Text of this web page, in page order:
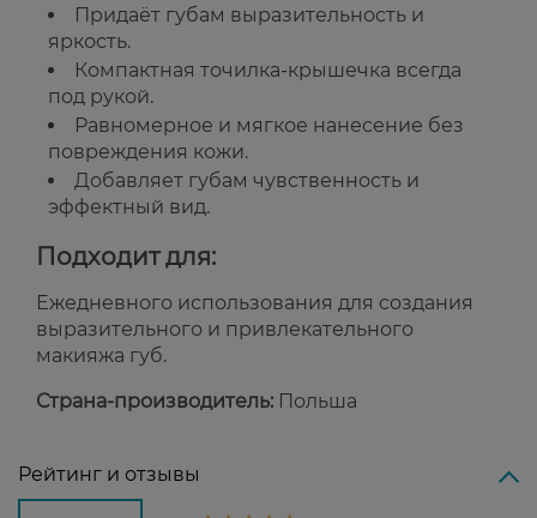
Придаёт губам выразительность и
яркость.
Компактная точилка-крышечка всегда
под рукой.
Равномерное и мягкое нанесение без
повреждения кожи.
Добавляет губам чувственность и
эффектный вид.
Подходит для:
Ежедневного использования для создания
выразительного и привлекательного
макияжа губ.
Страна-производитель: Польша
Рейтинг и отзывы